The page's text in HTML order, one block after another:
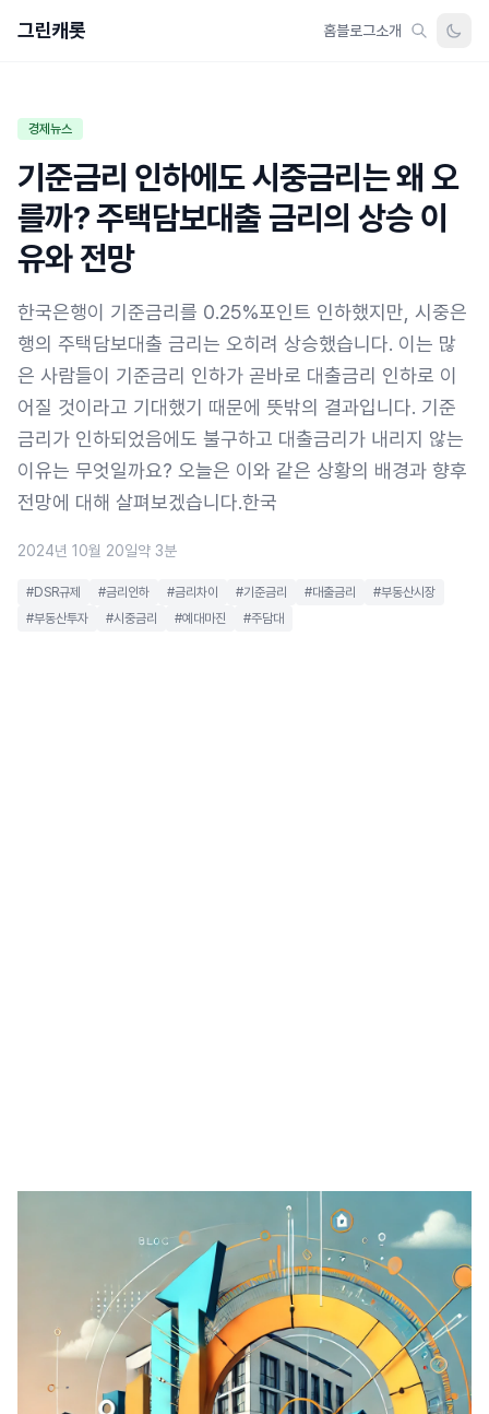
그린캐롯 홈블로그소개
경제뉴스
기준금리 인하에도 시중금리는 왜 오
를까? 주택담보대출 금리의 상승 이
유와 전망
한국은행이 기준금리를 0.25%포인트 인하했지만, 시중은
행의 주택담보대출 금리는 오히려 상승했습니다. 이는 많
은 사람들이 기준금리 인하가 곧바로 대출금리 인하로 이
어질 것이라고 기대했기 때문에 뜻밖의 결과입니다. 기준
금리가 인하되었음에도 불구하고 대출금리가 내리지 않는
이유는 무엇일까요? 오늘은 이와 같은 상황의 배경과 향후
전망에 대해 살펴보겠습니다.한국
2024년 10월 20일약 3분
#DSR규제 #금리인하 #금리차이 #기준금리 #대출금리
#부동산시장
#부동산투자
#시중금리 #예대마진 #주담대